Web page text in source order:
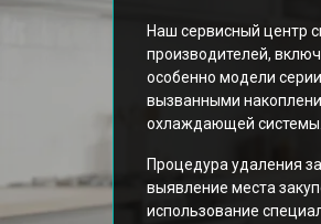
Наш сервисный центр
производителей,
особенно модели
вызванными
охлаждающей системы.
Процедура удаления
выявление места
использование